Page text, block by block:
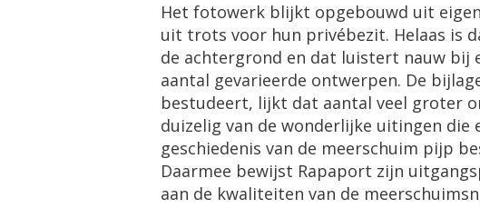
Het fotowerk blijkt opgebouwd uit eigen
uit trots voor hun privébezit. Helaas is
de achtergrond en dat luistert nauw bij
aantal gevarieerde ontwerpen. De
bestudeert, lijkt dat aantal veel groter
duizelig van de wonderlijke uitingen die
geschiedenis van de meerschuim pijp
Daarmee bewijst Rapaport zijn
aan de kwaliteiten van de